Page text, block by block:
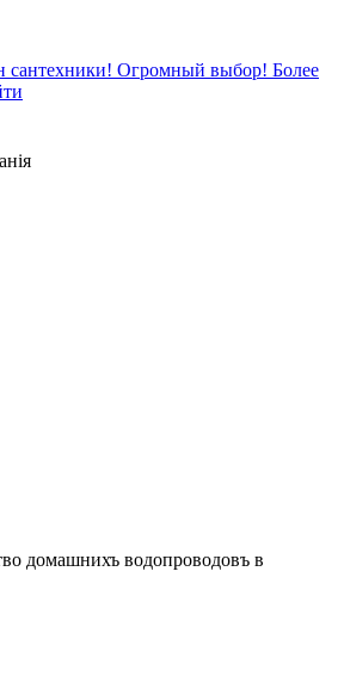
сантехники! Огромный выбор! Более
домашнихъ водопроводовъ в